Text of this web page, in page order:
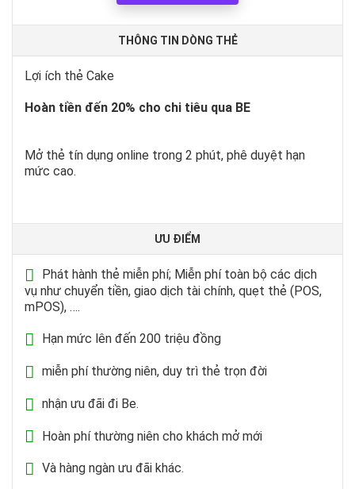
THÔNG TIN DÒNG THẺ
Lợi ích thẻ Cake
Hoàn tiền đến 20% cho chi tiêu qua BE
Mở thẻ tín dụng online trong 2 phút, phê duyệt hạn
mức cao.
ƯU ĐIỂM
Phát hành thẻ miễn phí; Miễn phí toàn bộ các dịch
vụ như chuyển tiền, giao dịch tài chính, quẹt thẻ (POS,
mPOS), ….
Hạn mức lên đến 200 triệu đồng
miễn phí thường niên, duy trì thẻ trọn đời
nhận ưu đãi đi Be.
Hoàn phí thường niên cho khách mở mới
Và hàng ngàn ưu đãi khác.